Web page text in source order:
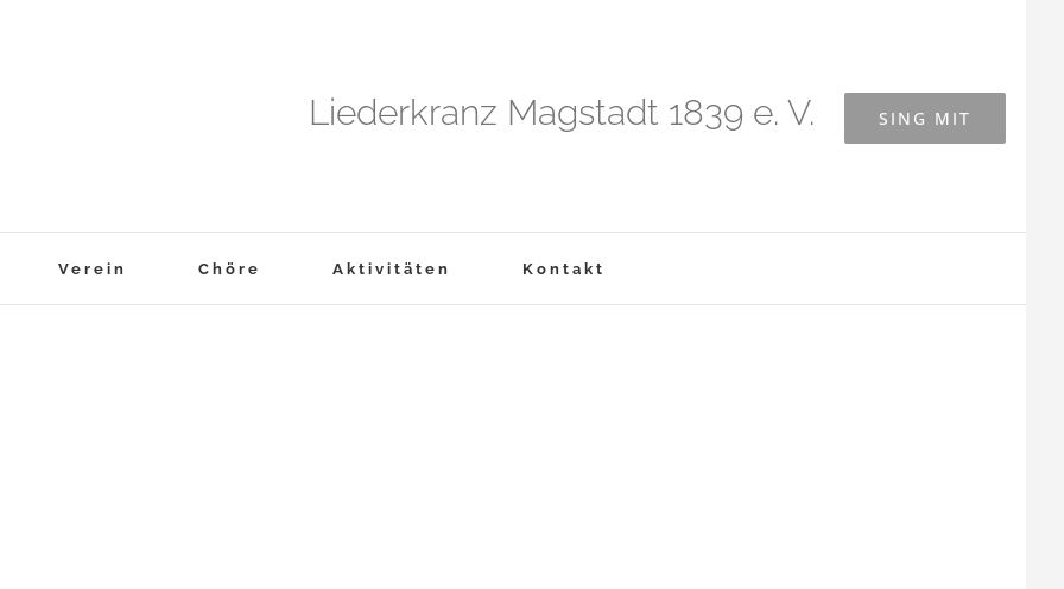
Liederkranz Magstadt 1839 e. V. SING MIT
Verein Chöre Aktivitäten Kontakt